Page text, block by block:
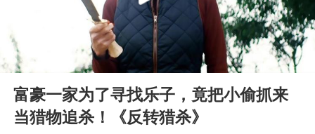
金饰克价一夜涨回1300元
名创优品一次性内裤 颜面尽失
白海豚将正面袭击贯穿浙江
视频丨中国东方电气集团原党组副书记、董事宋致远被查
Play
00:00 07:25
富豪一家为了寻找乐子，竟把小偷抓来
当猎物追杀！《反转猎杀》